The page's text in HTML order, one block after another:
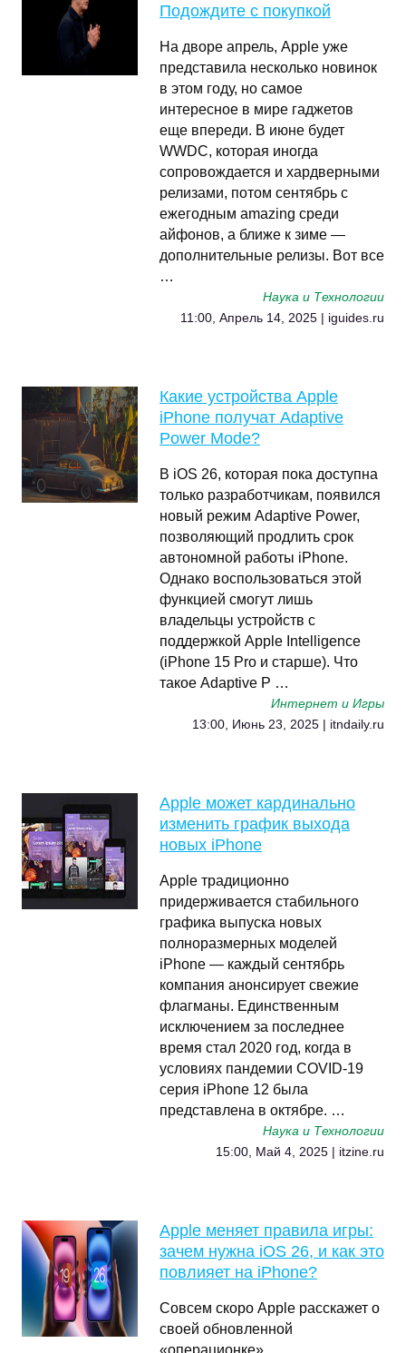
Подождите с покупкой
На дворе апрель, Apple уже
представила несколько новинок
в этом году, но самое
интересное в мире гаджетов
еще впереди. В июне будет
WWDC, которая иногда
сопровождается и хардверными
релизами, потом сентябрь с
ежегодным amazing среди
айфонов, а ближе к зиме —
дополнительные релизы. Вот все
…
Наука и Технологии
11:00, Апрель 14, 2025 | iguides.ru
Какие устройства Apple
iPhone получат Adaptive
Power Mode?
В iOS 26, которая пока доступна
только разработчикам, появился
новый режим Adaptive Power,
позволяющий продлить срок
автономной работы iPhone.
Однако воспользоваться этой
функцией смогут лишь
владельцы устройств с
поддержкой Apple Intelligence
(iPhone 15 Pro и старше). Что
такое Adaptive P …
Интернет и Игры
13:00, Июнь 23, 2025 | itndaily.ru
Apple может кардинально
изменить график выхода
новых iPhone
Apple традиционно
придерживается стабильного
графика выпуска новых
полноразмерных моделей
iPhone — каждый сентябрь
компания анонсирует свежие
флагманы. Единственным
исключением за последнее
время стал 2020 год, когда в
условиях пандемии COVID-19
серия iPhone 12 была
представлена в октябре. …
Наука и Технологии
15:00, Май 4, 2025 | itzine.ru
Apple меняет правила игры:
зачем нужна iOS 26, и как это
повлияет на iPhone?
Совсем скоро Apple расскажет о
своей обновленной
«операционке»,